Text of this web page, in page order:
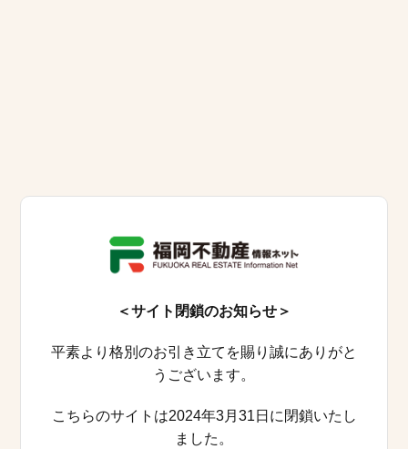
＜サイト閉鎖のお知らせ＞
平素より格別のお引き立てを賜り誠にありがと
うございます。
こちらのサイトは2024年3月31日に閉鎖いたし
ました。